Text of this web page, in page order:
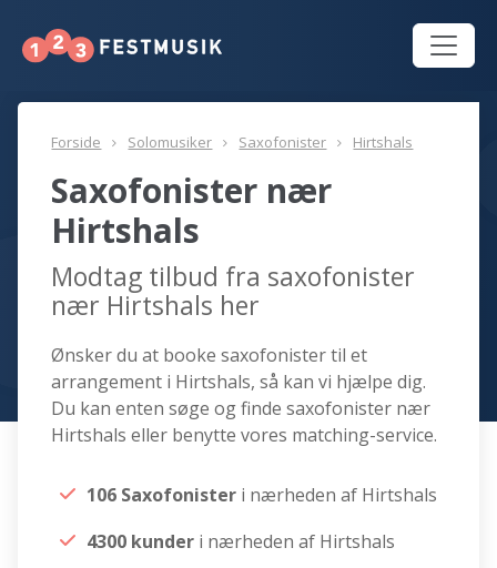
Forside Solomusiker Saxofonister Hirtshals
Saxofonister nær
Hirtshals
Modtag tilbud fra saxofonister
nær Hirtshals her
Ønsker du at booke saxofonister til et
arrangement i Hirtshals, så kan vi hjælpe dig.
Du kan enten søge og finde saxofonister nær
Hirtshals eller benytte vores matching-service.
106 Saxofonister i nærheden af Hirtshals
4300 kunder i nærheden af Hirtshals